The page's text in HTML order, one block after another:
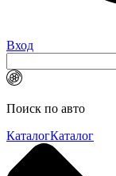
Вход
Поиск по авто
КаталогКаталог